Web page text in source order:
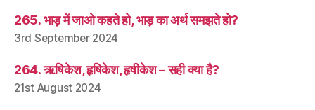
265. भाड़ में जाओ कहते हो, भाड़ का अर्थ समझते हो?
3rd September 2024
264. ऋषिकेश, हृषिकेश, हृषीकेश – सही क्या है?
21st August 2024